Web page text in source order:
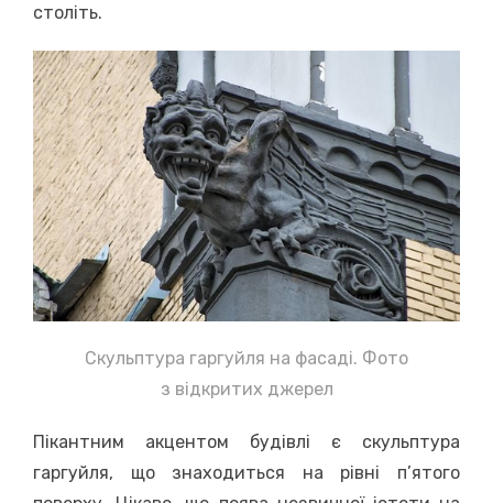
століть.
Скульптура гаргуйля на фасаді. Фото
з відкритих джерел
Пікантним акцентом будівлі є скульптура
гаргуйля, що знаходиться на рівні п’ятого